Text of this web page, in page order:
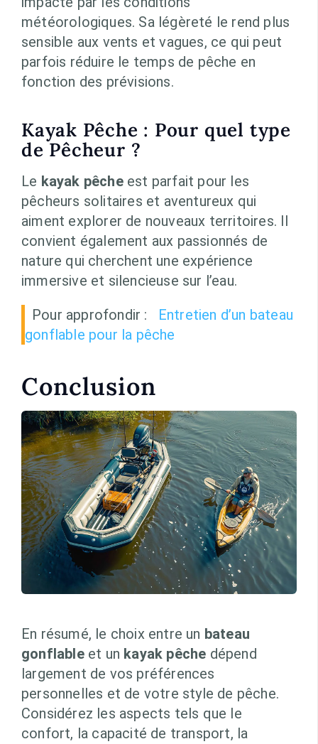
météorologiques. Sa légèreté le rend plus
sensible aux vents et vagues, ce qui peut
parfois réduire le temps de pêche en
fonction des prévisions.
Kayak Pêche : Pour quel type
de Pêcheur ?
Le kayak pêcheest parfait pour les
pêcheurs solitaires et aventureux qui
aiment explorer de nouveaux territoires. Il
convient également aux passionnés de
nature qui cherchent une expérience
immersive et silencieuse sur l’eau.
Pour approfondir :
Entretien d’un bateau
gonflable pour la pêche
Conclusion
En résumé, le choix entre un bateau
gonflableet un kayak pêche dépend
largement de vos préférences
personnelles et de votre style de pêche.
Considérez les aspects tels que le
confort, la capacité de transport, la